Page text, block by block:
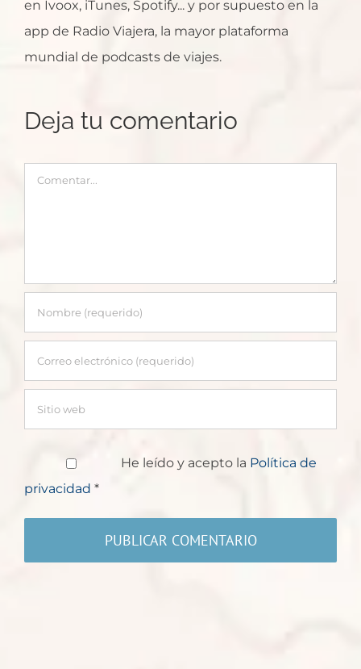
en Ivoox, iTunes, Spotify... y por supuesto en la
app de Radio Viajera, la mayor plataforma
mundial de podcasts de viajes.
Deja tu comentario
Comentar
He leído y acepto la Política de
privacidad *